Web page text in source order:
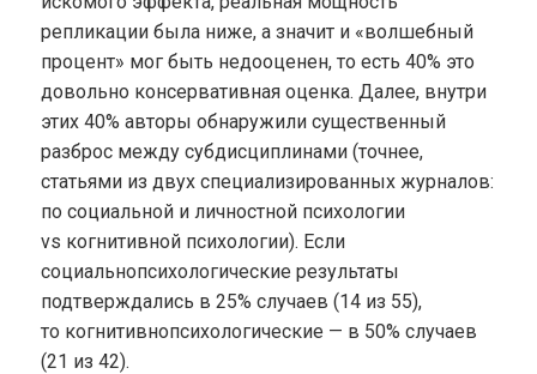
репликации была ниже, а значит и «волшебный
процент» мог быть недооценен, то есть 40% это
довольно консервативная оценка. Далее, внутри
этих 40% авторы обнаружили существенный
разброс между субдисциплинами (точнее,
статьями из двух специализированных журналов:
по социальной и личностной психологии
vs когнитивной психологии). Если
социальнопсихологические результаты
подтверждались в 25% случаев (14 из 55),
то когнитивнопсихологические — в 50% случаев
(21 из 42).